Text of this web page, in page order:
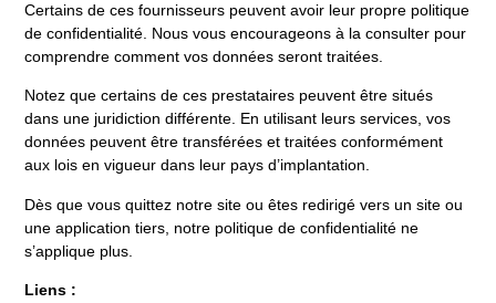
Certains de ces fournisseurs peuvent avoir leur propre politique
de confidentialité. Nous vous encourageons à la consulter pour
comprendre comment vos données seront traitées.
Notez que certains de ces prestataires peuvent être situés
dans une juridiction différente. En utilisant leurs services, vos
données peuvent être transférées et traitées conformément
aux lois en vigueur dans leur pays d’implantation.
Dès que vous quittez notre site ou êtes redirigé vers un site ou
une application tiers, notre politique de confidentialité ne
s’applique plus.
Liens :